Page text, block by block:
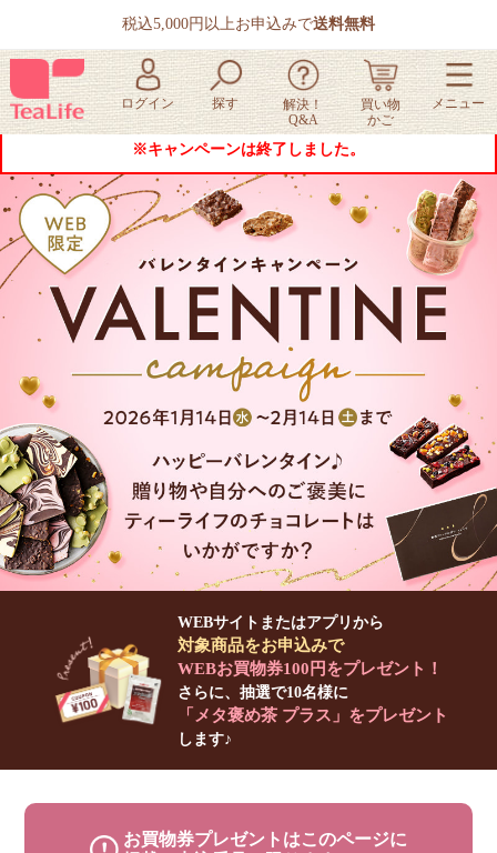
税込5,000円以上お申込みで送料無料
※キャンペーンは終了しました。
WEBサイトまたはアプリから
対象商品をお申込みで
WEBお買物券100円をプレゼント！
さらに、抽選で10名様に
「メタ褒め茶 プラス」をプレゼント
します♪
お買物券プレゼントはこのページに